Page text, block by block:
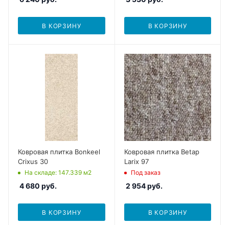
В КОРЗИНУ В КОРЗИНУ
Ковровая плитка Bonkeel
Crixus 30
На складе: 147.339 м2
4 680 руб.
В КОРЗИНУ
Ковровая плитка Betap
Larix 97
Под заказ
2 954руб.
В КОРЗИНУ